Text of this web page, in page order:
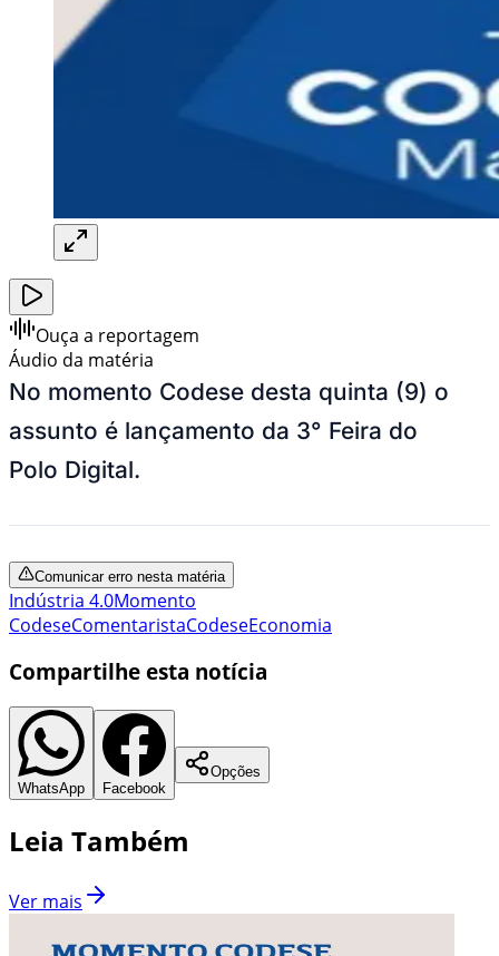
Ouça a reportagem
Áudio da matéria
No momento Codese desta quinta (9) o
assunto é lançamento da 3° Feira do
Polo Digital.
Comunicar erro nesta matéria
Indústria 4.0Momento
CodeseComentaristaCodeseEconomia
Compartilhe esta notícia
WhatsApp Facebook
Opções
Leia Também
Ver mais